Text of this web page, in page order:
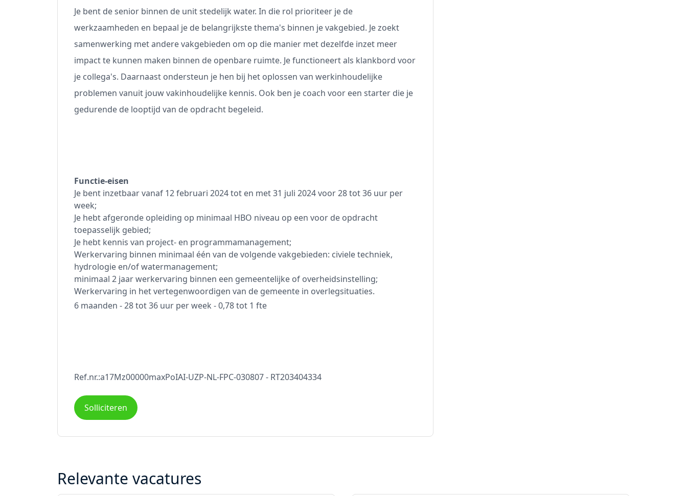
Je bent de senior binnen de unit stedelijk water. In die rol prioriteer je de
werkzaamheden en bepaal je de belangrijkste thema's binnen je vakgebied. Je zoekt
samenwerking met andere vakgebieden om op die manier met dezelfde inzet meer
impact te kunnen maken binnen de openbare ruimte. Je functioneert als klankbord voor
je collega's. Daarnaast ondersteun je hen bij het oplossen van werkinhoudelijke
problemen vanuit jouw vakinhoudelijke kennis. Ook ben je coach voor een starter die je
gedurende de looptijd van de opdracht begeleid.
Functie-eisen
Je bent inzetbaar vanaf 12 februari 2024 tot en met 31 juli 2024 voor 28 tot 36 uur per
week;
Je hebt afgeronde opleiding op minimaal HBO niveau op een voor de opdracht
toepasselijk gebied;
Je hebt kennis van project- en programmamanagement;
Werkervaring binnen minimaal één van de volgende vakgebieden: civiele techniek,
hydrologie en/of watermanagement;
minimaal 2 jaar werkervaring binnen een gemeentelijke of overheidsinstelling;
Werkervaring in het vertegenwoordigen van de gemeente in overlegsituaties.
6 maanden - 28 tot 36 uur per week - 0,78 tot 1 fte
Ref.nr.:a17Mz00000maxPoIAI-UZP-NL-FPC-030807 - RT203404334
Solliciteren
Relevante vacatures